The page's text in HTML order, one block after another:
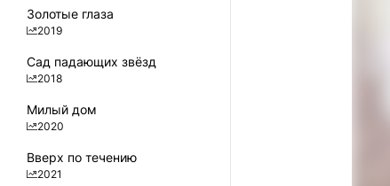
Золотые глаза
2019
Сад падающих звёзд
2018
Милый дом
2020
Вверх по течению
2021